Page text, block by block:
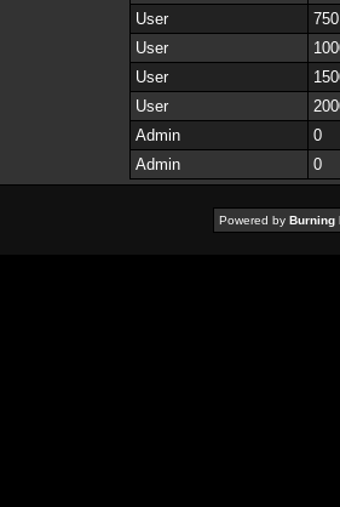
User
750
User
User
User
Admin
0
Admin
0
Powered by Burning